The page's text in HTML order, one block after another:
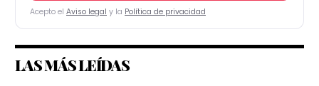
Acepto el Aviso legal y la Política de privacidad
LAS MÁS LEÍDAS